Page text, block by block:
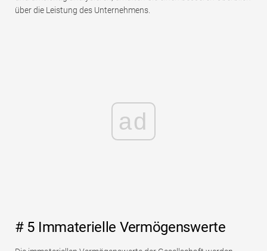
über die Leistung des Unternehmens.
ad
# 5 Immaterielle Vermögenswerte